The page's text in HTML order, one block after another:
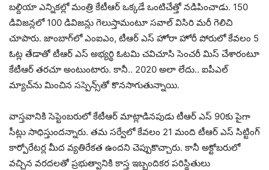
బ‌ల్దియా ఎన్నిక‌ల్లో మంత్రి కేటీఆర్ ఒక్క‌డే ఒంటిచేత్తో న‌డిపించాడు. 150
డివిజ‌న్ల‌లో 100 డివిజ‌న్లు గెలుస్తామంటూ స‌వాల్ విసిరి మ‌రీ గెలిచి
చూపారు. జాంబాగ్‌లో ఎంఐఎం, టీఆర్ ఎస్ హోరా హోరీ పోరులో కేవ‌లం 5
ఓట్ల తేడాతో టీఆర్ ఎస్ అభ్య‌ర్థి ఓట‌మి చవిచూసి సెంచ‌రీ మిస్ చేశారంటూ
కేటీఆర్ త‌ర‌చూ అంటుంటారు. కానీ.. 2020 అలా లేదు.. ఐపీఎల్
మ్యాచ్‌ను మించిన స‌స్పెన్స్‌తో కొన‌సాగుతున్నాయి.
వాస్త‌వానికి సెప్టెంబ‌రులో కేటీఆర్ మాట్లాడిన‌పుడు టీఆర్ ఎస్ 90కు పైగా
సీట్లు సాధిస్తుంద‌న్నారు. త‌మ స‌ర్వేలో కేవ‌లం 21 మంది టీఆర్ ఎస్ సిట్టింగ్
కార్పోరేట‌ర్ల మీద వ్య‌తిరేక‌త ఉంద‌ని చెప్పుకొచ్చారు. కానీ అక్టోబ‌రులో
వ‌చ్చిన వ‌ర‌ద‌ల‌తో ప్ర‌భుత్వానికి కాస్త ఇబ్బందిక‌ర ప‌రిస్థితులు